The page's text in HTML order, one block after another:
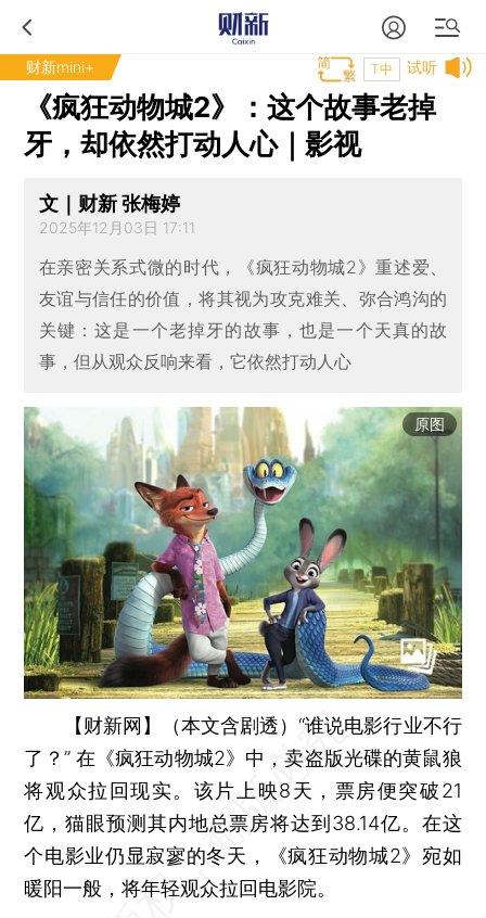
财新mini+ 试听
T中
《疯狂动物城2》：这个故事老掉
牙，却依然打动人心｜影视
文｜财新 张梅婷
2025年12月03日 17:11
在亲密关系式微的时代，《疯狂动物城2》重述爱、
友谊与信任的价值，将其视为攻克难关、弥合鸿沟的
关键：这是一个老掉牙的故事，也是一个天真的故
事，但从观众反响来看，它依然打动人心
原图
【财新网】（本文含剧透）“谁说电影行业不行
了？” 在《疯狂动物城2》中，卖盗版光碟的黄鼠狼
将观众拉回现实。该片上映8天，票房便突破21
亿，猫眼预测其内地总票房将达到38.14亿。在这
个电影业仍显寂寥的冬天，《疯狂动物城2》宛如
暖阳一般，将年轻观众拉回电影院。